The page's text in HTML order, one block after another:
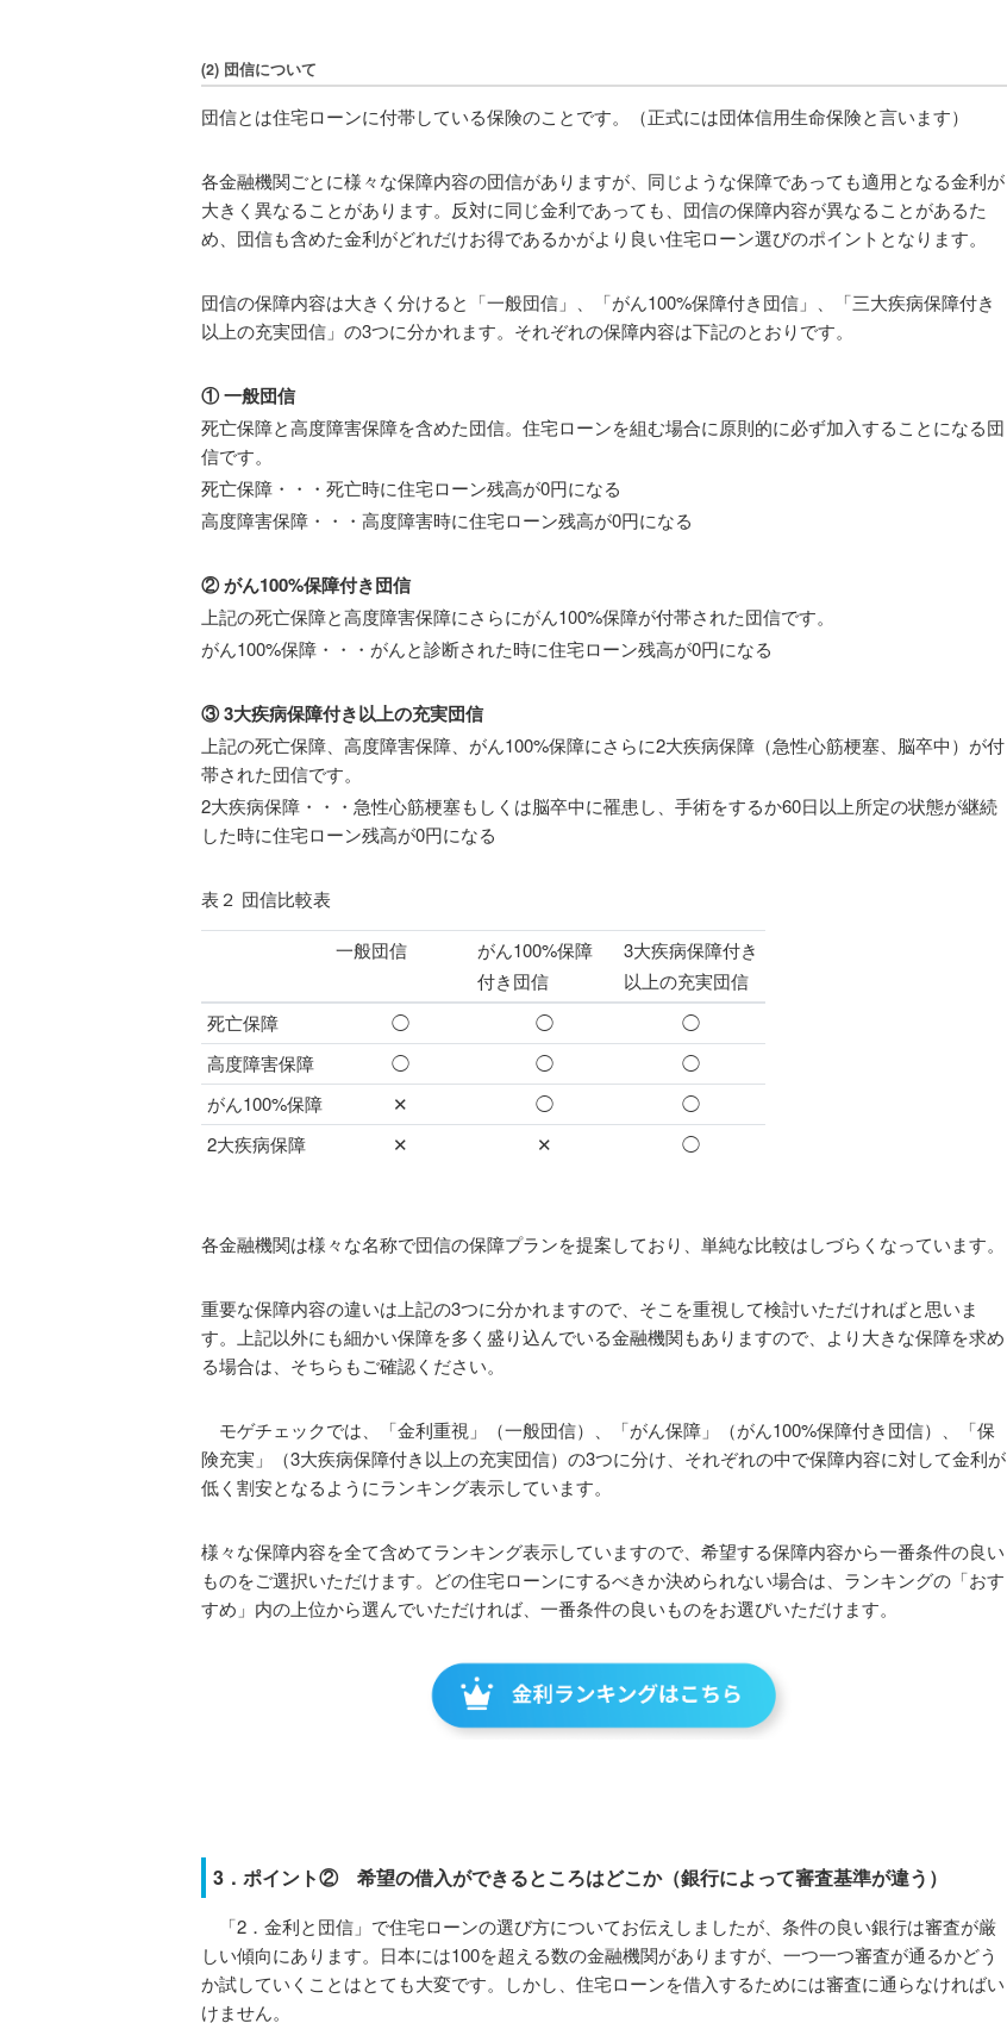
(2) 団信について
団信とは住宅ローンに付帯している保険のことです。（正式には団体信用生命保険と言います）
各金融機関ごとに様々な保障内容の団信がありますが、同じような保障であっても適用となる金利が
大きく異なることがあります。反対に同じ金利であっても、団信の保障内容が異なることがあるた
め、団信も含めた金利がどれだけお得であるかがより良い住宅ローン選びのポイントとなります。
団信の保障内容は大きく分けると「一般団信」、「がん100%保障付き団信」、「三大疾病保障付き
以上の充実団信」の3つに分かれます。それぞれの保障内容は下記のとおりです。
① 一般団信
死亡保障と高度障害保障を含めた団信。住宅ローンを組む場合に原則的に必ず加入することになる団
信です。
死亡保障・・・死亡時に住宅ローン残高が0円になる
高度障害保障・・・高度障害時に住宅ローン残高が0円になる
② がん100%保障付き団信
上記の死亡保障と高度障害保障にさらにがん100%保障が付帯された団信です。
がん100%保障・・・がんと診断された時に住宅ローン残高が0円になる
③ 3大疾病保障付き以上の充実団信
上記の死亡保障、高度障害保障、がん100%保障にさらに2大疾病保障（急性心筋梗塞、脳卒中）が付
帯された団信です。
2大疾病保障・・・急性心筋梗塞もしくは脳卒中に罹患し、手術をするか60日以上所定の状態が継続
した時に住宅ローン残高が0円になる
表２ 団信比較表
一般団信
がん100%保障
付き団信
3大疾病保障付き
以上の充実団信
死亡保障
◯ ◯
◯
高度障害保障
◯ ◯
◯
がん100%保障
✕ ◯
◯
2大疾病保障
✕ ✕ ◯
各金融機関は様々な名称で団信の保障プランを提案しており、単純な比較はしづらくなっています。
重要な保障内容の違いは上記の3つに分かれますので、そこを重視して検討いただければと思いま
す。上記以外にも細かい保障を多く盛り込んでいる金融機関もありますので、より大きな保障を求め
る場合は、そちらもご確認ください。
モゲチェックでは、「金利重視」（一般団信）、「がん保障」（がん100%保障付き団信）、「保
険充実」（3大疾病保障付き以上の充実団信）の3つに分け、それぞれの中で保障内容に対して金利が
低く割安となるようにランキング表示しています。
様々な保障内容を全て含めてランキング表示していますので、希望する保障内容から一番条件の良い
ものをご選択いただけます。どの住宅ローンにするべきか決められない場合は、ランキングの「おす
すめ」内の上位から選んでいただければ、一番条件の良いものをお選びいただけます。
3．ポイント② 希望の借入ができるところはどこか（銀行によって審査基準が違う）
「2．金利と団信」で住宅ローンの選び方についてお伝えしましたが、条件の良い銀行は審査が厳
しい傾向にあります。日本には100を超える数の金融機関がありますが、一つ一つ審査が通るかどう
か試していくことはとても大変です。しかし、住宅ローンを借入するためには審査に通らなければい
けません。